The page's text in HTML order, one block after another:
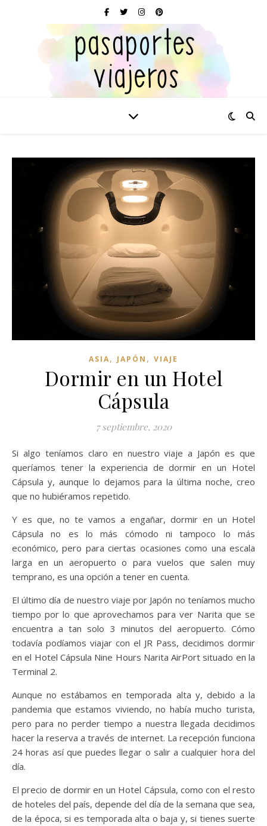
ASIA, JAPÓN , VIAJE
Dormir en un Hotel
Cápsula
7 septiembre, 2020
Si algo teníamos claro en nuestro viaje a Japón es que
queríamos tener la experiencia de dormir en un Hotel
Cápsula y, aunque lo dejamos para la última noche, creo
que no hubiéramos repetido.
Y es que, no te vamos a engañar, dormir en un Hotel
Cápsula no es lo más cómodo ni tampoco lo más
económico, pero para ciertas ocasiones como una escala
larga en un aeropuerto o para vuelos que salen muy
temprano, es una opción a tener en cuenta.
El último día de nuestro viaje por Japón no teníamos mucho
tiempo por lo que aprovechamos para ver Narita que se
encuentra a tan solo 3 minutos del aeropuerto. Cómo
todavía podíamos viajar con el JR Pass, decidimos dormir
en el Hotel Cápsula Nine Hours Narita AirPort situado en la
Terminal 2.
Aunque no estábamos en temporada alta y, debido a la
pandemia que estamos viviendo, no había mucho turista,
pero para no perder tiempo a nuestra llegada decidimos
hacer la reserva a través de internet. La recepción funciona
24 horas así que puedes llegar o salir a cualquier hora del
día.
El precio de dormir en un Hotel Cápsula, como con el resto
de hoteles del país, depende del día de la semana que sea,
de la época, si es temporada alta o baja y, si tienes suerte